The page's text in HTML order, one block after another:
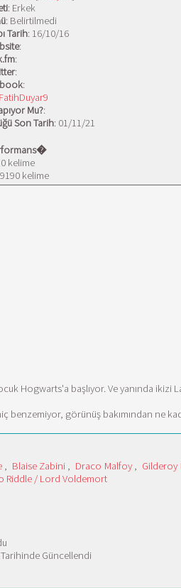
: Erkek
: Belirtilmedi
Tarih: 16/10/16
:
:
:
:
FatihDuyar9
Mu?:
Son Tarih: 01/11/21
kelime
kelime
Hogwarts'a başlıyor. Ve yanında
benzemiyor, görünüş bakımından ne
, Blaise Zabini , Draco Malfoy ,
Riddle / Lord Voldemort
Tarihinde Güncellendi